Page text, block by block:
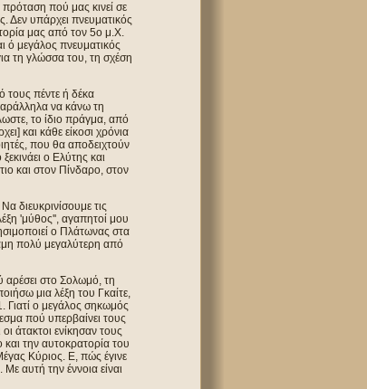
πρόταση πού μας κινεί σε
Δεν υπάρχει πνευματικός
μας από τον 5o μ.Χ.
ό μεγάλος πνευματικός
τη γλώσσα του, τη σχέση
πέντε ή δέκα
να κάνω τη
το ίδιο πράγμα, από
και κάθε είκοσι χρόνια
που θα αποδειχτούν
ο Ελύτης και
και στον Πίνδαρο, στον
διευκρινίσουμε τις
'μύθος'', αγαπητοί μου
ο Πλάτωνας στα
πολύ μεγαλύτερη από
αρέσει στο Σολωμό, τη
μια λέξη του Γκαίτε,
Γιατί ο μεγάλος σηκωμός
πού υπερβαίνει τους
άτακτοι ενίκησαν τους
την αυτοκρατορία του
Κύριος. Ε, πώς έγινε
αυτή την έννοια είναι